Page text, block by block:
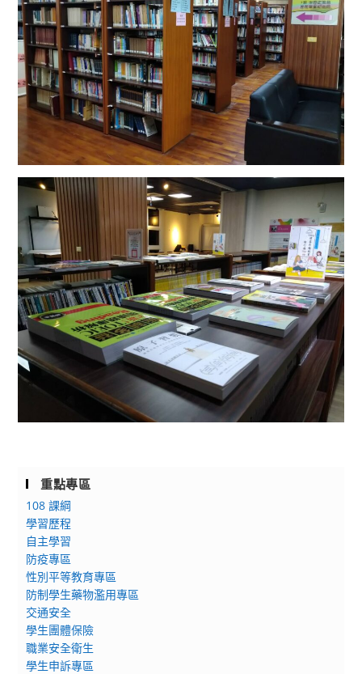
重點專區
108 課綱
學習歷程
自主學習
防疫專區
性別平等教育專區
防制學生藥物濫用專區
交通安全
學生團體保險
職業安全衛生
學生申訴專區